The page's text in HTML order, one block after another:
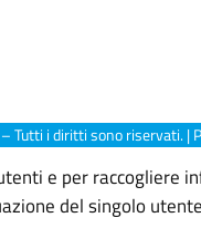
Tutti i diritti sono riservati. |
e per
del singolo